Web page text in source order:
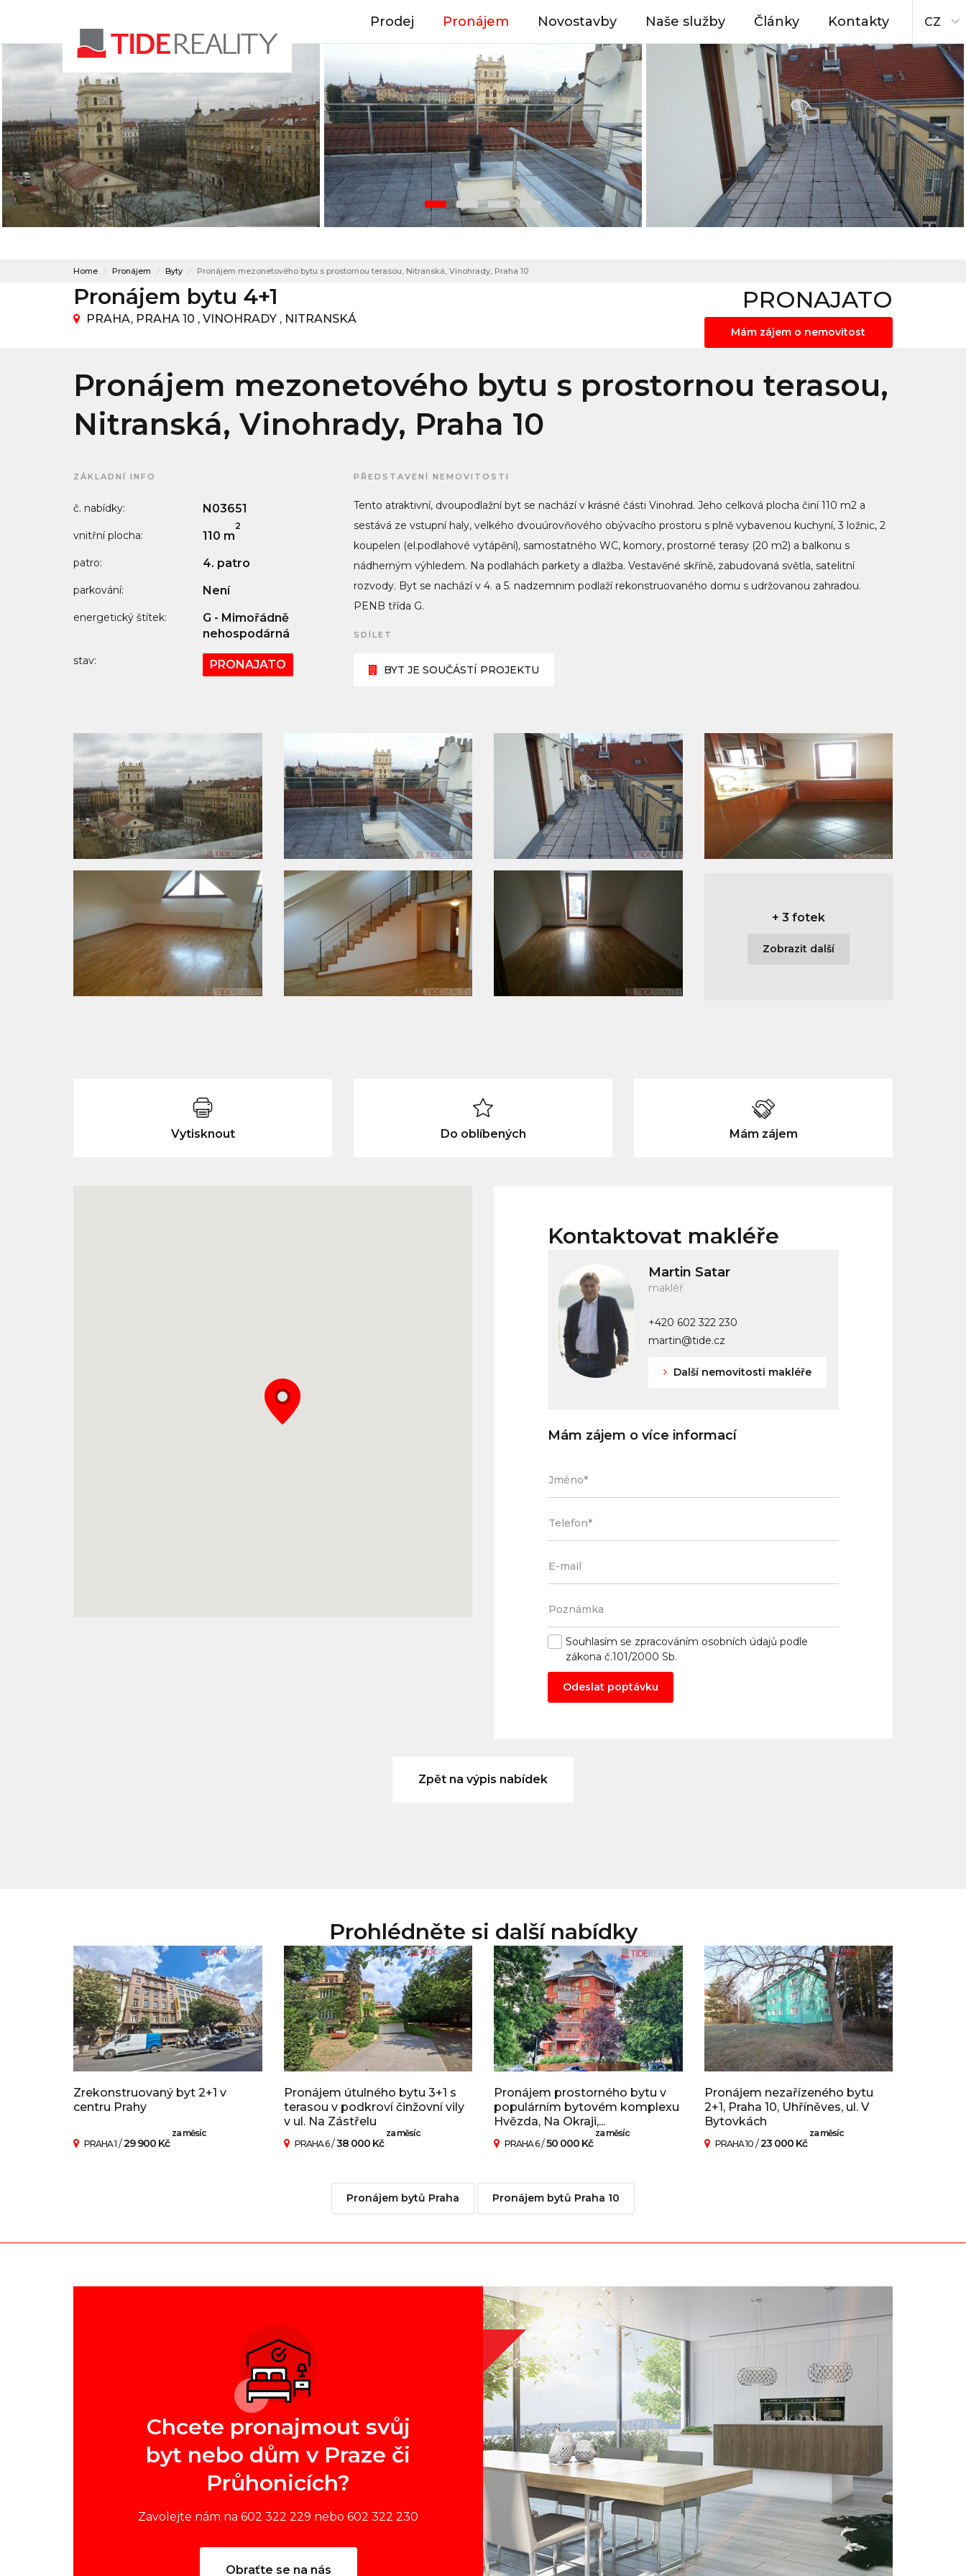
Prodej Pronájem Novostavby Naše služby Články Kontakty CZ
Home Pronájem Byty Pronájem mezonetového bytu s prostornou terasou, Nitranská, Vinohrady, Praha 10
Pronájem bytu 4+1
PRAHA, PRAHA 10 , VINOHRADY , NITRANSKÁ
PRONAJATO
Mám zájem o nemovitost
Pronájem mezonetového bytu s prostornou terasou,
Nitranská, Vinohrady, Praha 10
ZÁKLADNÍ INFO
č. nabídky: N03651
vnitřní plocha: 110 m
2
patro: 4. patro
parkování: Není
energetický štítek:
G - Mimořádně
nehospodárná
stav: PRONAJATO
PŘEDSTAVENÍ NEMOVITOSTI
Tento atraktivní, dvoupodlažní byt se nachází v krásné části Vinohrad. Jeho celková plocha činí 110 m2 a
sestává ze vstupní haly, velkého dvouúrovňového obývacího prostoru s plně vybavenou kuchyní, 3 ložnic, 2
koupelen (el.podlahové vytápění), samostatného WC, komory, prostorné terasy (20 m2) a balkonu s
nádherným výhledem. Na podlahách parkety a dlažba. Vestavěné skříně, zabudovaná světla, satelitní
rozvody. Byt se nachází v 4. a 5. nadzemnim podlaží rekonstruovaného domu s udržovanou zahradou.
PENB třída G.
SDÍLET
BYT JE SOUČÁSTÍ PROJEKTU
+ 3 fotek
Zobrazit další
Vytisknout Do oblíbených Mám zájem
Kontaktovat makléře
Martin Satar
makléř
+420 602 322 230
martin@tide.cz
Další nemovitosti makléře
Mám zájem o více informací
Souhlasím se zpracováním osobních údajů podle
zákona č.101/2000 Sb.
Odeslat poptávku
Zpět na výpis nabídek
Prohlédněte si další nabídky
Zrekonstruovaný byt 2+1 v
centru Prahy
PRAHA 1 /29 900 Kč
za měsíc
Pronájem útulného bytu 3+1 s
terasou v podkroví činžovní vily
v ul. Na Zástřelu
PRAHA 6/38 000 Kč
za měsíc
Pronájem prostorného bytu v
populárním bytovém komplexu
Hvězda, Na Okraji,...
PRAHA 6/50 000 Kč
za měsíc
Pronájem nezařízeného bytu
2+1, Praha 10, Uhříněves, ul. V
Bytovkách
PRAHA 10/23 000 Kč
za měsíc
Pronájem bytů Praha Pronájem bytů Praha 10
Chcete pronajmout svůj
byt nebo dům v Praze či
Průhonicích?
Zavolejte nám na 602 322 229 nebo 602 322 230
Obraťte se na nás